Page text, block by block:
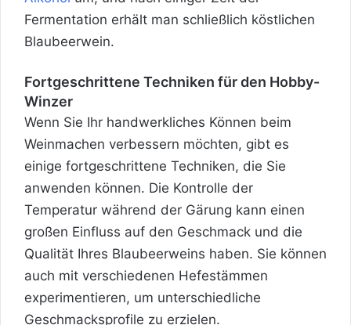
Fermentation erhält man schließlich köstlichen
Blaubeerwein.
Fortgeschrittene Techniken für den Hobby-
Winzer
Wenn Sie Ihr handwerkliches Können beim
Weinmachen verbessern möchten, gibt es
einige fortgeschrittene Techniken, die Sie
anwenden können. Die Kontrolle der
Temperatur während der Gärung kann einen
großen Einfluss auf den Geschmack und die
Qualität Ihres Blaubeerweins haben. Sie können
auch mit verschiedenen Hefestämmen
experimentieren, um unterschiedliche
Geschmacksprofile zu erzielen.